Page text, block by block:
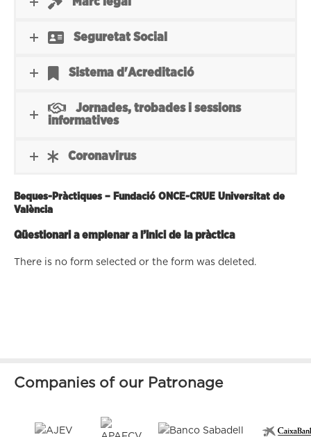
Seguretat Social
Sistema d'Acreditació
Jornades, trobades i sessions
informatives
Coronavirus
Beques-Pràctiques – Fundació ONCE-CRUE Universitat de
València
Qüestionari a emplenar a l’inici de la pràctica
There is no form selected or the form was deleted.
Companies of our Patronage